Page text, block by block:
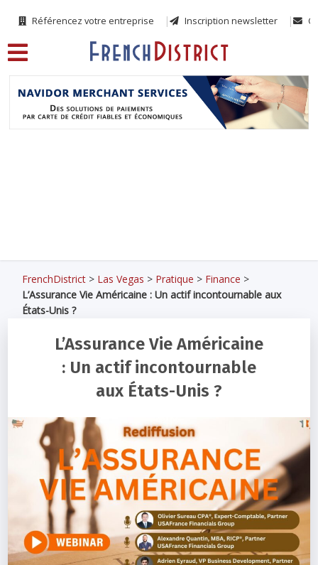
Référencez votre entreprise Inscription newsletter
FrenchDistrict > Las Vegas > Pratique > Finance >
L’Assurance Vie Américaine : Un actif incontournable aux
États-Unis ?
L’Assurance Vie Américaine
: Un actif incontournable
aux États-Unis ?